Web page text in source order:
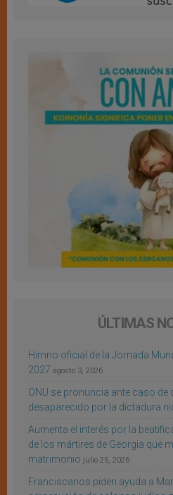
ÚLTIMAS
Himno oficial de la Jornada
2027 agosto 3, 2026
ONU se pronuncia ante caso
desaparecido por la dictadura
Aumenta el interés por la
de los mártires de Georgia que
matrimonio julio 25, 2026
Franciscanos piden ayuda a